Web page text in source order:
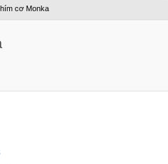
cơ Monka